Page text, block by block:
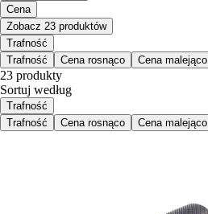
Cena
Zobacz 23 produktów
Trafność
Trafność
Cena rosnąco Cena malejąco
23 produkty
Sortuj według
Trafność
Trafność
Cena rosnąco Cena malejąco